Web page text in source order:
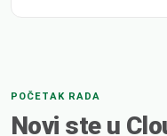
POČETAK RADA
Novi ste u